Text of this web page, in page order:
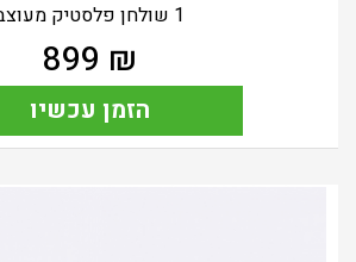
1 שולחן פלסטיק מעוצב
₪
899
הזמן עכשיו